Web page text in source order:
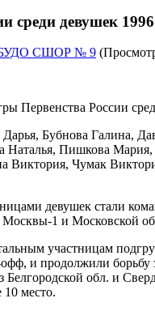
среди девушек 1996
СШОР № 9
Первенства России
Бубнова Галина,
Наталья, Пишкова
Чумак
девушек стали
Москвы-1 и Московской
участницам
и продолжили борьбу
обл. и
место.